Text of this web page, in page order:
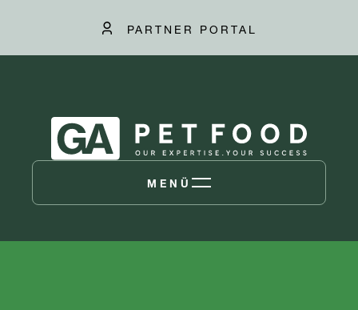
PARTNER PORTAL
MENÜ